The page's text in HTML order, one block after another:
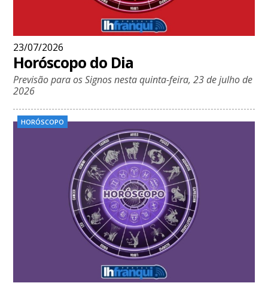
23/07/2026
Horóscopo do Dia
Previsão para os Signos nesta quinta-feira, 23 de julho de
2026
HORÓSCOPO